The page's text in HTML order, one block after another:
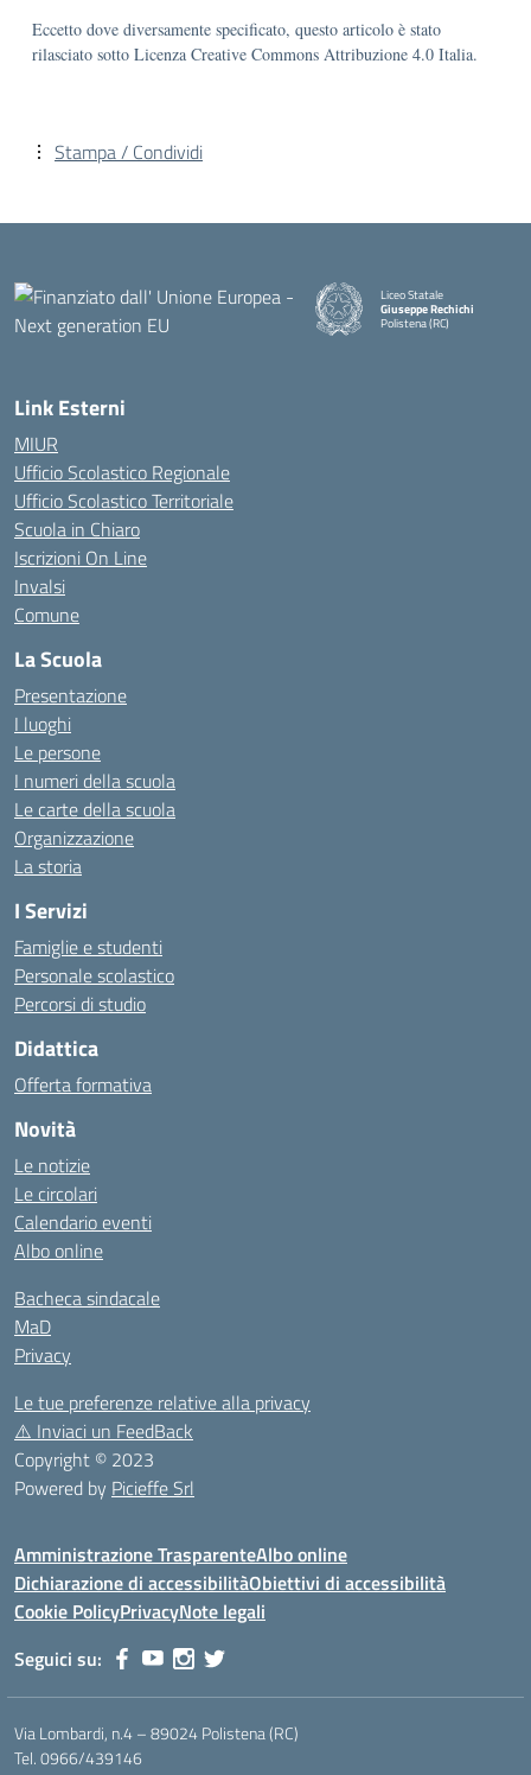
Eccetto dove diversamente specificato, questo articolo è stato
rilasciato sotto Licenza Creative Commons Attribuzione 4.0 Italia.
Stampa / Condividi
Liceo Statale
Giuseppe Rechichi
Polistena (RC)
Link Esterni
MIUR
Ufficio Scolastico Regionale
Ufficio Scolastico Territoriale
Scuola in Chiaro
Iscrizioni On Line
Invalsi
Comune
La Scuola
Presentazione
I luoghi
Le persone
I numeri della scuola
Le carte della scuola
Organizzazione
La storia
I Servizi
Famiglie e studenti
Personale scolastico
Percorsi di studio
Didattica
Offerta formativa
Novità
Le notizie
Le circolari
Calendario eventi
Albo online
Bacheca sindacale
MaD
Privacy
Le tue preferenze relative alla privacy
⚠️ Inviaci un FeedBack
Copyright © 2023
Powered by Picieffe Srl
Amministrazione TrasparenteAlbo online
Dichiarazione di accessibilitàObiettivi di accessibilità
Cookie PolicyPrivacyNote legali
Seguici su:
Via Lombardi, n.4 – 89024 Polistena (RC)
Tel. 0966/439146